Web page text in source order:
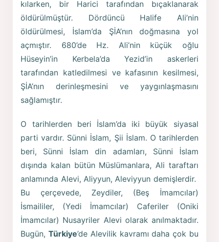
kılarken, bir Harici tarafından bıçaklanarak
öldürülmüştür. Dördüncü Halife Ali’nin
öldürülmesi, İslam’da ŞİA’nın doğmasına yol
açmıştır. 680’de Hz. Ali’nin küçük oğlu
Hüseyin’in Kerbela’da Yezid’in askerleri
tarafından katledilmesi ve kafasının kesilmesi,
ŞİA’nın derinleşmesini ve yaygınlaşmasını
sağlamıştır.
O tarihlerden beri İslam’da iki büyük siyasal
parti vardır. Sünni İslam, Şii İslam. O tarihlerden
beri, Sünni İslam din adamları, Sünni İslam
dışında kalan bütün Müslümanlara, Ali taraftarı
anlamında Alevi, Aliyyun, Aleviyyun demişlerdir.
Bu çerçevede, Zeydiler, (Beş İmamcılar)
İsmaililer, (Yedi İmamcılar) Caferiler (Oniki
İmamcılar) Nusayriler Alevi olarak anılmaktadır.
Bugün,Türkiye’de Alevilik kavramı daha çok bu